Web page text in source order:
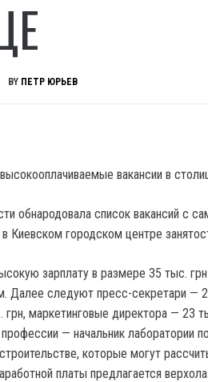
BY ПЕТР ЮРЬЕВ
обнародовала список вакансий с
Киевском городском центре
зарплату в размере 35 тыс.
Далее следуют пресс-секретари —
маркетинговые директора — 23
— начальник лаборатории
которые могут
платы предлагается